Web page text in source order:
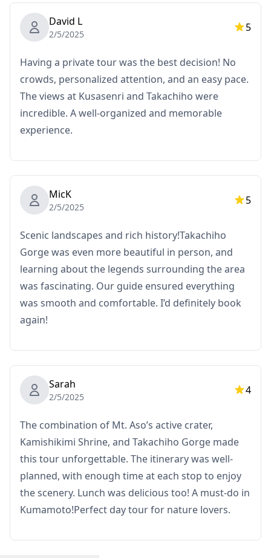
・ไกด์นำเที่ยว
・รถยนต์ปรับอากาศ
・การขนส่งส่วนตัว
・อาหารกลางวัน
◆ไม่รวมในราคา
・ค่าใช้จ่ายส่วนตัวอื่นๆ
◆กำหนดการ
of the hotel
・Mt Aso Nakadake Crater (1 h)
Explore the Aso Volcano Museum to learn about the
region’s volcanic activity และ geology. หรือ, visit the
Aso Volcano Crater, one of the largest active volcanic
craters in the world. Enjoy the breathtaking views และ
take memorable photos.
※Access to the crater is subject to weather conditions
และ may not be able to enter.
・HAKUSUI no KURA (1 h)
Enjoy a luxurious lunch featuring Kumamoto's
specialty,Aka beef.Known for its healthiness และ rich
flavor, Aka beef is characterized by its lean meat และ
・Kamishikimi Kumanoimasu Shrine (45min)
Travel to Kamishikimi Kumanoimasu Shrine และ take a
stroll through the mystical และ natural surroundings
of the shrine.
Takachiho Gorge is known for its unique beauty และ is
David L
2/5/2025
5
Having a private tour was the best decision! No
crowds, personalized attention, and an easy pace.
The views at Kusasenri and Takachiho were
incredible. A well-organized and memorable
experience.
MicK
2/5/2025
5
Scenic landscapes and rich history!Takachiho
Gorge was even more beautiful in person, and
learning about the legends surrounding the area
was fascinating. Our guide ensured everything
was smooth and comfortable. I’d definitely book
again!
Sarah
2/5/2025
4
The combination of Mt. Aso’s active crater,
Kamishikimi Shrine, and Takachiho Gorge made
this tour unforgettable. The itinerary was well-
planned, with enough time at each stop to enjoy
the scenery. Lunch was delicious too! A must-do in
Kumamoto!Perfect day tour for nature lovers.